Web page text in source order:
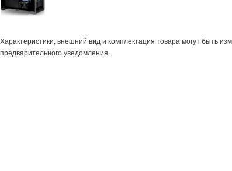
Характеристики, внешний вид и комплектация товара могут быть
предварительного уведомления.